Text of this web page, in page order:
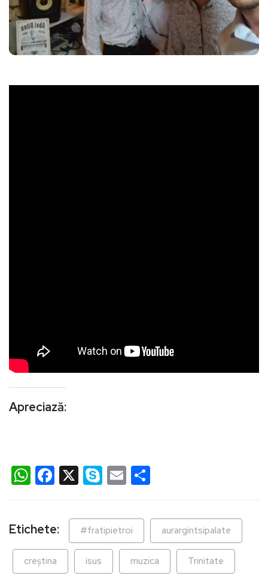
Apreciază:
WhatsApp
Facebook
X Skype
Email
Etichete: #fratipietroi aurargintsipalate
creștina isus muzica Trinitate